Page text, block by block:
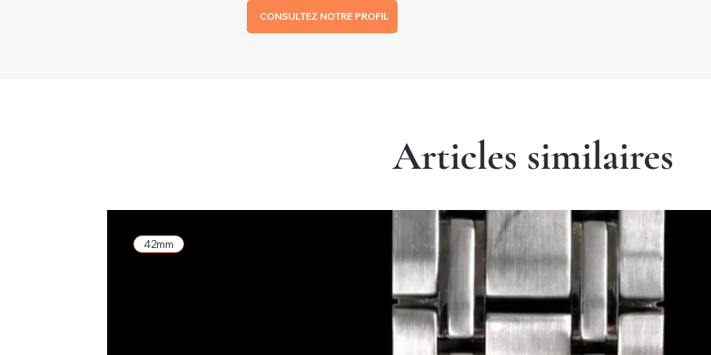
CONSULTEZ NOTRE PROFIL
Articles similaires
42mm